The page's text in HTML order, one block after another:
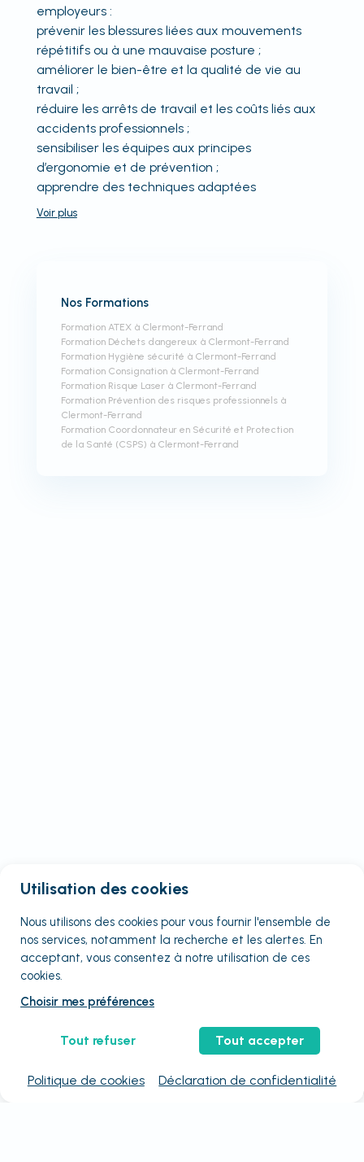
employeurs :
prévenir les blessures liées aux mouvements
répétitifs ou à une mauvaise posture ;
améliorer le bien-être et la qualité de vie au
travail ;
réduire les arrêts de travail et les coûts liés aux
accidents professionnels ;
sensibiliser les équipes aux principes
d’ergonomie et de prévention ;
apprendre des techniques adaptées
Voir plus
Nos Formations
Formation ATEX à Clermont-Ferrand
Formation Déchets dangereux à Clermont-Ferrand
Formation Hygiène sécurité à Clermont-Ferrand
Formation Consignation à Clermont-Ferrand
Formation Risque Laser à Clermont-Ferrand
Formation Prévention des risques professionnels à
Clermont-Ferrand
Formation Coordonnateur en Sécurité et Protection
de la Santé (CSPS) à Clermont-Ferrand
Utilisation des cookies
Nous utilisons des cookies pour vous fournir l'ensemble de
nos services, notamment la recherche et les alertes. En
acceptant, vous consentez à notre utilisation de ces
cookies.
Choisir mes préférences
Tout refuser Tout accepter
Politique de cookies Déclaration de confidentialité